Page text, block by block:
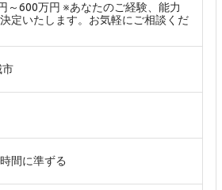
～600万円 ※あなたのご経験、能力
定いたします。お気軽にご相談くだ
市
間に準ずる